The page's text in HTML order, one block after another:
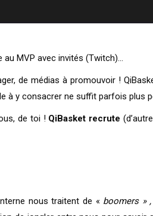
MVP avec invités (Twitch)…
de médias à promouvoir !
à y consacrer ne suffit parfois plus
de toi ! QiBasket recrute
nous traitent de « boomers » ,